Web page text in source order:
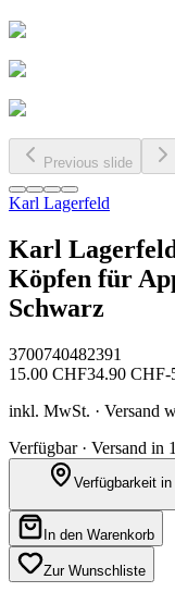
Previous slide
Karl Lagerfeld
Karl
Köpfen für
Schwarz
3700740482391
15.00 CHF34.90 CHF-
inkl. MwSt. · Versand
Verfügbar · Versand in
Verfügbarkeit
In den Warenkorb
Zur Wunschliste